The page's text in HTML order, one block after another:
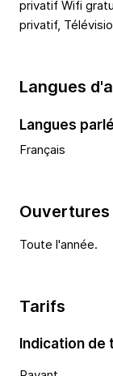
privatif Wifi
privatif,
Langues
Langues
Français
Ouvertures
Toute l'année.
Tarifs
Indication de